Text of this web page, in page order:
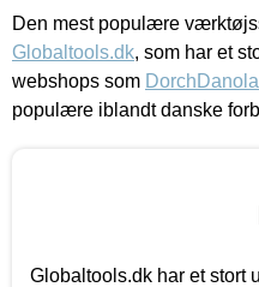
Den mest populære
Globaltools.dk, som har et
webshops som
populære iblandt danske
Globaltools.dk har et stort